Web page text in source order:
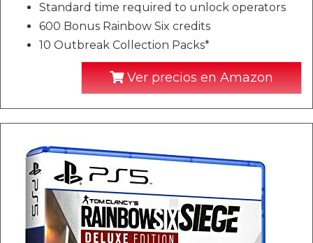
Standard time required to unlock operators
600 Bonus Rainbow Six credits
10 Outbreak Collection Packs*
Ver precios en Amazon